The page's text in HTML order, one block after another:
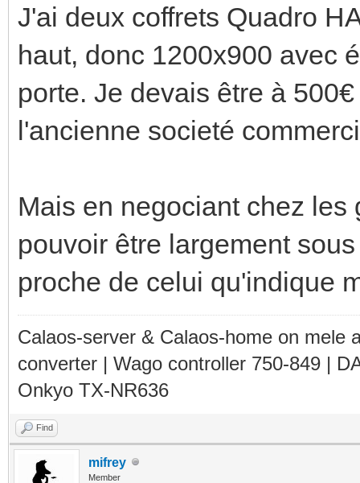
J'ai deux coffrets Quadro
haut, donc 1200x900 avec
porte. Je devais être à
l'ancienne societé
Mais en negociant chez
pouvoir être largement
proche de celui qu'indique
Calaos-server & Calaos-home on mele
converter | Wago controller 750-849 |
Onkyo TX-NR636
Find
mifrey
Member